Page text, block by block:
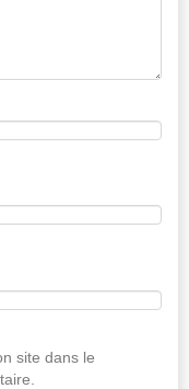
site dans le